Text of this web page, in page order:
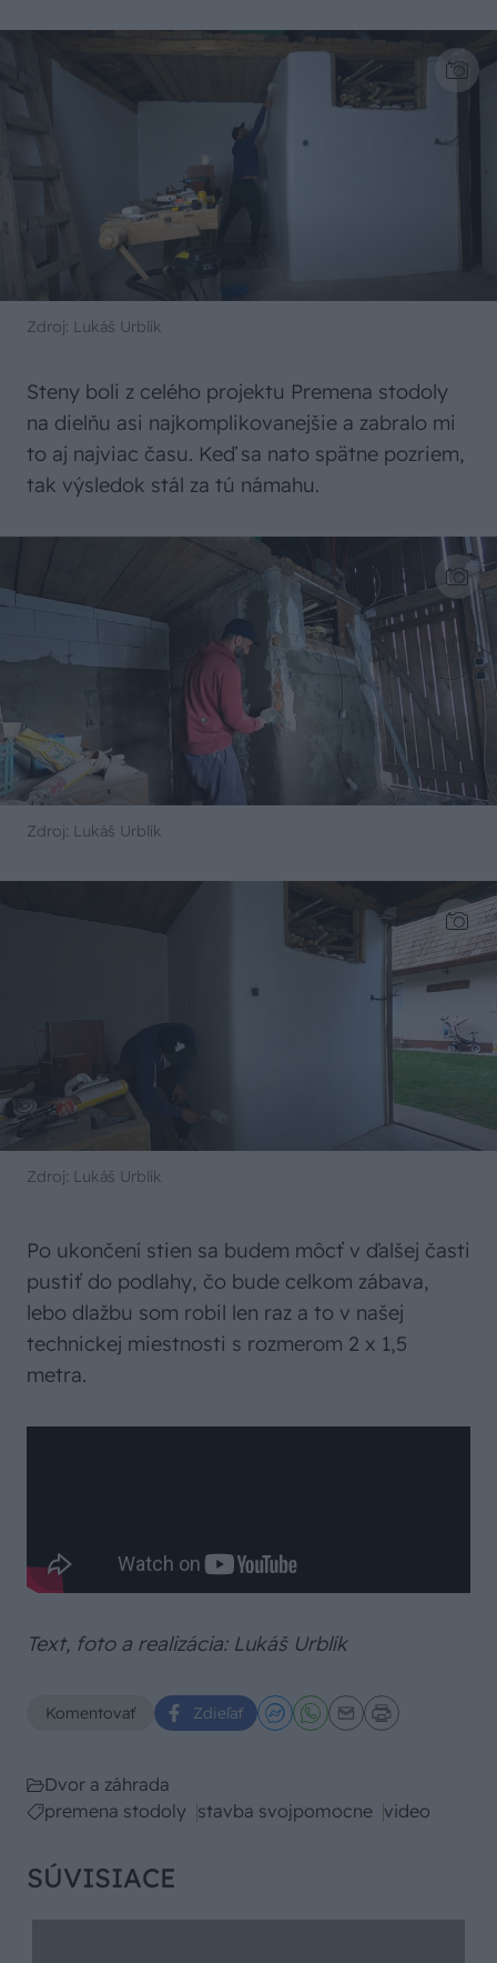
Zdroj: Lukáš Urblík
Steny boli z celého projektu Premena stodoly
na dielňu asi najkomplikovanejšie a zabralo mi
to aj najviac času. Keď sa nato spätne pozriem,
tak výsledok stál za tú námahu.
Zdroj: Lukáš Urblík
Zdroj: Lukáš Urblík
Po ukončení stien sa budem môcť v ďalšej časti
pustiť do podlahy, čo bude celkom zábava,
lebo dlažbu som robil len raz a to v našej
technickej miestnosti s rozmerom 2 x 1,5
metra.
Text, foto a realizácia: Lukáš Urblík
Komentovať Zdieľať
Dvor a záhrada
premena stodoly stavba svojpomocne video
SÚVISIACE